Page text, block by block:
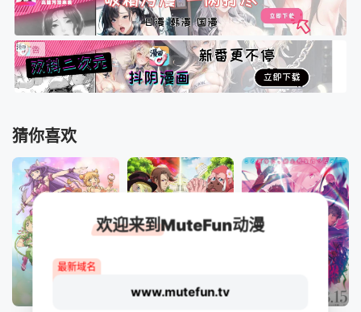
猜你喜欢
12集全
欢迎来到MuteFun动漫
最新域名
www.mutefun.tv